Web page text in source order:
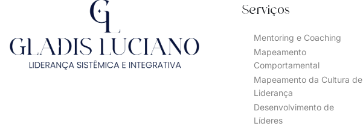
Serviços
Mentoring e Coaching
Mapeamento
Comportamental
Mapeamento da Cultura de
Liderança
Desenvolvimento de
Líderes